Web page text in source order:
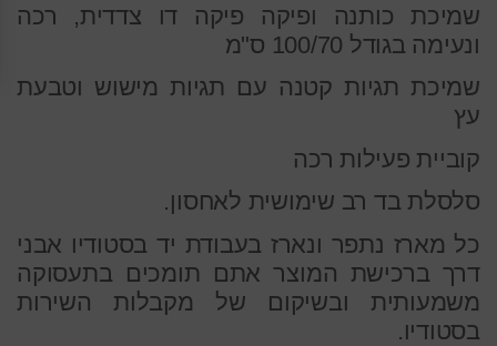
שמיכת כותנה ופיקה פיקה דו צדדית, רכה
ונעימה בגודל 100/70 ס"מ
שמיכת תגיות קטנה עם תגיות מישוש וטבעת
עץ
קוביית פעילות רכה
סלסלת בד רב שימושית לאחסון.
כל מארז נתפר ונארז בעבודת יד בסטודיו אבני
דרך ברכישת המוצר אתם תומכים בתעסוקה
משמעותית ובשיקום של מקבלות השירות
בסטודיו.